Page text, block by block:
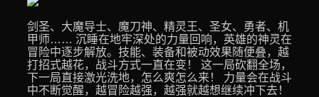
剑圣、大魔导士、魔刀神、精灵王、圣女、勇者、机
甲师…… 沉睡在地牢深处的力量回响，英雄的神灵在
冒险中逐步解放。技能、装备和被动效果随便叠，越
打招式越花，战斗方式一直在变！ 这一局砍翻全场，
下一局直接激光洗地，怎么爽怎么来！ 力量会在战斗
中不断觉醒，越冒险越强，越强就越想继续冲下去！